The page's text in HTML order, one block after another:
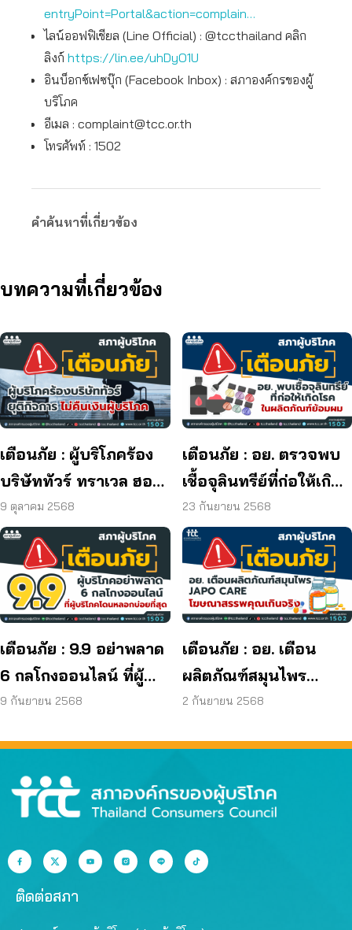
entryPoint=Portal&action=complain…
ไลน์ออฟฟิเชียล (Line Official) : @tccthailand คลิก
ลิงก์ https://lin.ee/uhDyO1U
อินบ็อกซ์เฟซบุ๊ก (Facebook Inbox) : สภาองค์กรของผู้
บริโภค
อีเมล : complaint@tcc.or.th
โทรศัพท์ : 1502
คำค้นหาที่เกี่ยวข้อง
บทความที่เกี่ยวข้อง
เตือนภัย : ผู้บริโภคร้อง
บริษัททัวร์ ทราเวล ฮอลิ
เดย์ ยุติกิจการ ไม่คืนเงิน
ผู้บริโภค
9 ตุลาคม 2568
เตือนภัย : อย. ตรวจพบ
เชื้อจุลินทรีย์ที่ก่อให้เกิด
โรค และพบแบคทีเรีย
ยีสต์ และรา เกิน
มาตรฐานกำหนด ใน
ผลิตภัณฑ์ย้อมผม
23 กันยายน 2568
เตือนภัย : 9.9 อย่าพลาด
6 กลโกงออนไลน์ ที่ผู้
บริโภคโดนหลอกบ่อย
9 กันยายน 2568
เตือนภัย : อย. เตือน
ผลิตภัณฑ์สมุนไพร
JAPO CARE โฆษณา
2 กันยายน 2568
ติดต่อสภา